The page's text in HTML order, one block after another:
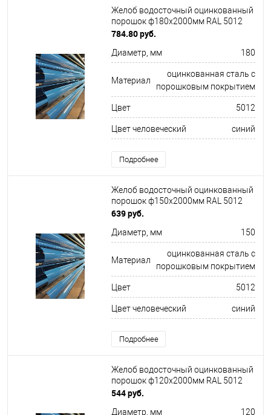
Желоб водосточный оцинкованный
порошок ф180х2000мм RAL 5012
784.80 руб.
Диаметр, мм 180
Материал
оцинкованная сталь с
порошковым покрытием
Цвет 5012
Цвет человеческий синий
Подробнее
Желоб водосточный оцинкованный
порошок ф150х2000мм RAL 5012
639 руб.
Диаметр, мм 150
Материал
оцинкованная сталь с
порошковым покрытием
Цвет 5012
Цвет человеческий синий
Подробнее
Желоб водосточный оцинкованный
порошок ф120х2000мм RAL 5012
544 руб.
Диаметр, мм 120